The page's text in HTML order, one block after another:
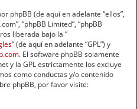
phpBB (de aquí en adelante “ellos”,
“phpBB Limited”, “phpBB
liberada bajo la “
” (de aquí en adelante “GPL”) y
. El software phpBB solamente
y la GPL estrictamente los excluye
como conductas y/o contenido
phpBB, por favor visite: